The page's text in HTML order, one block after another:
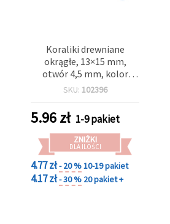
Koraliki drewniane
okrągłe, 13×15 mm,
otwór 4,5 mm, kolor
niebieski, ~35 szt. (~40 g),
SKU: 102396
5.96zł 1-9 pakiet
ZNIŻKI
DLA ILOŚCI
4.77 zł- 20 %10-19 pakiet
4.17 zł- 30 % 20 pakiet +